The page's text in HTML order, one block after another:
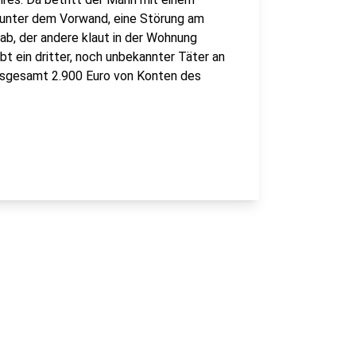
dem Vorwand, eine Störung am
der andere klaut in der Wohnung
ein dritter, noch unbekannter Täter an
2.900 Euro von Konten des